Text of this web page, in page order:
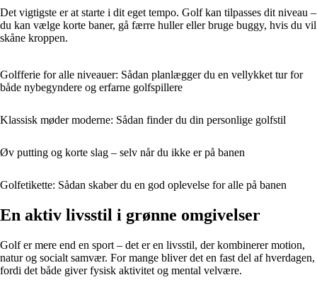
Det vigtigste er at starte i dit eget tempo. Golf kan tilpasses dit niveau –
du kan vælge korte baner, gå færre huller eller bruge buggy, hvis du vil
skåne kroppen.
Golfferie for alle niveauer: Sådan planlægger du en vellykket tur for
både nybegyndere og erfarne golfspillere
Klassisk møder moderne: Sådan finder du din personlige golfstil
Øv putting og korte slag – selv når du ikke er på banen
Golfetikette: Sådan skaber du en god oplevelse for alle på banen
En aktiv livsstil i grønne omgivelser
Golf er mere end en sport – det er en livsstil, der kombinerer motion,
natur og socialt samvær. For mange bliver det en fast del af hverdagen,
fordi det både giver fysisk aktivitet og mental velvære.